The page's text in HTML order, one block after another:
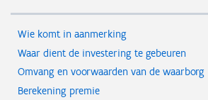
Wie komt in aanmerking
Waar dient de investering te gebeuren
Omvang en voorwaarden van de waarborg
Berekening premie